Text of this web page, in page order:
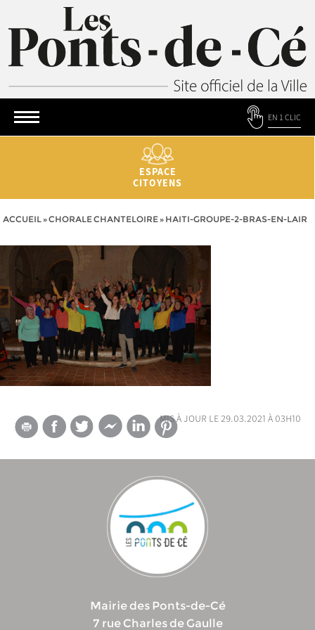
EN 1 CLIC
ESPACE
CITOYENS
ACCUEIL»CHORALE CHANTELOIRE» HAITI-GROUPE-2-BRAS-EN-LAIR
mis à jour le 29.03.2021 à 03h10
Mairie des Ponts-de-Cé
7 rue Charles de Gaulle